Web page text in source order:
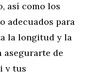
así como los
adecuados para
la longitud y la
asegurarte de
y tus